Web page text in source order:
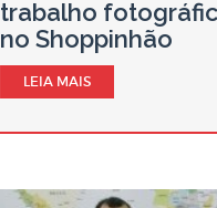
trabalho
no Shoppinhão
LEIA MAIS